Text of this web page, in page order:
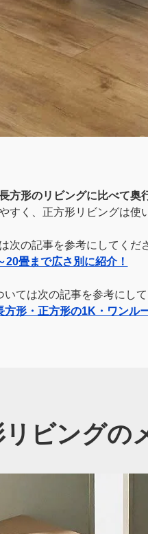
方形のリビングに比べて奥
すく、正方形リビングは使
次の記事を参考にしてくだ
畳まで広さ別に紹介！
ては次の記事を参考にして
形・正方形の1K・ワンル
ビングの